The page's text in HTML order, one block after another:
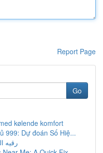
Report Page
Go
kølende komfort
999: Dự đoán Số Hiệ...
رقيه